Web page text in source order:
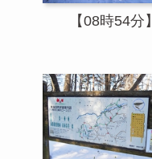
【08時54分】